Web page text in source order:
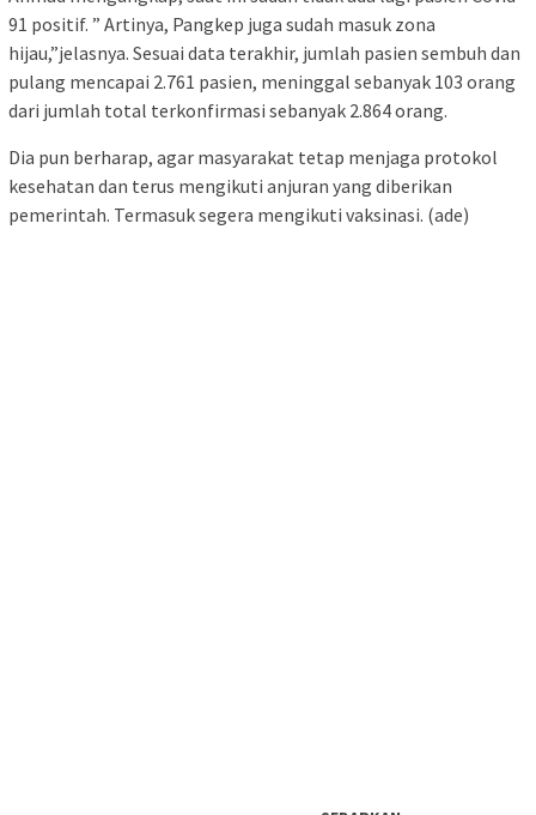
91 positif. ” Artinya, Pangkep juga sudah masuk zona
hijau,”jelasnya. Sesuai data terakhir, jumlah pasien sembuh dan
pulang mencapai 2.761 pasien, meninggal sebanyak 103 orang
dari jumlah total terkonfirmasi sebanyak 2.864 orang.
Dia pun berharap, agar masyarakat tetap menjaga protokol
kesehatan dan terus mengikuti anjuran yang diberikan
pemerintah. Termasuk segera mengikuti vaksinasi. (ade)